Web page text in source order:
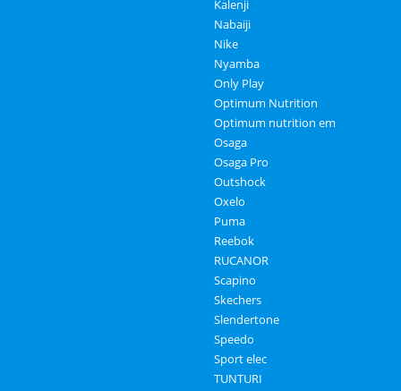
Kalenji
Nabaiji
Nike
Nyamba
Only Play
Optimum Nutrition
Optimum nutrition em
Osaga
Osaga Pro
Outshock
Oxelo
Puma
Reebok
RUCANOR
Scapino
Skechers
Slendertone
Speedo
Sport elec
TUNTURI